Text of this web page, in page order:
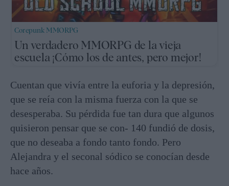
Corepunk MMORPG
Un verdadero MMORPG de la vieja
escuela ¡Cómo los de antes, pero mejor!
Cuentan que vivía entre la euforia y la depresión,
que se reía con la misma fuerza con la que se
desesperaba. Su pérdida fue tan dura que algunos
quisieron pensar que se con- 140 fundió de dosis,
que no deseaba a fondo tanto fondo. Pero
Alejandra y el seconal sódico se conocían desde
hace años.